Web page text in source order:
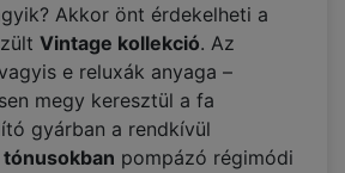
Akkor önt érdekelheti a
Vintage kollekció. Az
e reluxák anyaga –
megy keresztül a fa
gyárban a rendkívül
pompázó régimódi